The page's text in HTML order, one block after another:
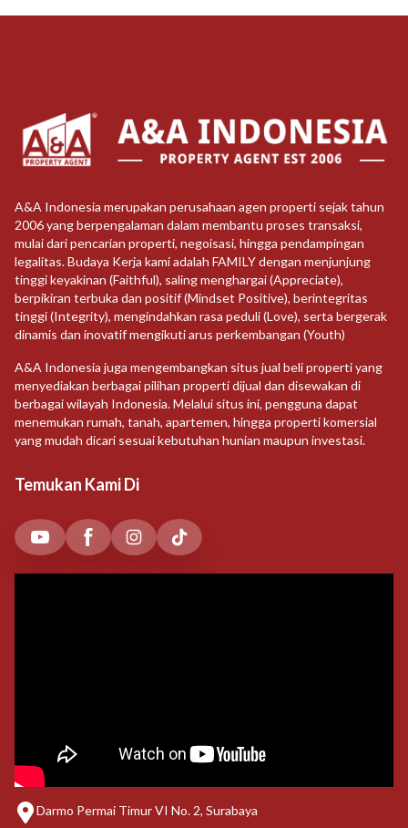
A&A Indonesia merupakan perusahaan agen properti sejak tahun
2006 yang berpengalaman dalam membantu proses transaksi,
mulai dari pencarian properti, negoisasi, hingga pendampingan
legalitas. Budaya Kerja kami adalah FAMILY dengan menjunjung
tinggi keyakinan (Faithful), saling menghargai (Appreciate),
berpikiran terbuka dan positif (Mindset Positive), berintegritas
tinggi (Integrity), mengindahkan rasa peduli (Love), serta bergerak
dinamis dan inovatif mengikuti arus perkembangan (Youth)
A&A Indonesia juga mengembangkan situs jual beli properti yang
menyediakan berbagai pilihan properti dijual dan disewakan di
berbagai wilayah Indonesia. Melalui situs ini, pengguna dapat
menemukan rumah, tanah, apartemen, hingga properti komersial
yang mudah dicari sesuai kebutuhan hunian maupun investasi.
Temukan Kami Di
Darmo Permai Timur VI No. 2, Surabaya